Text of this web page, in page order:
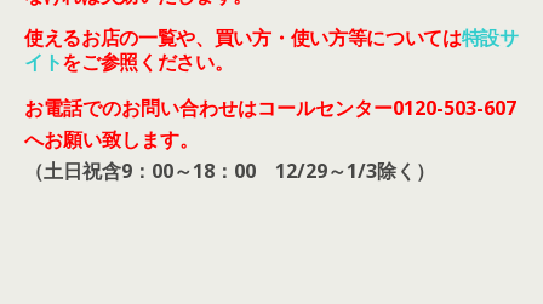
使えるお店の一覧や、買い方・使い方等については特設サ
イトをご参照ください。
お電話でのお問い合わせはコールセンター0120-503-607
へお願い致します。
（土日祝含9：00～18：00 12/29～1/3除く）